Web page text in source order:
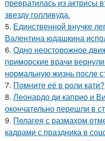
превратилась из актрисы
звезду голливуда.
5. Единственной внучке
Валентина юдашкина
6. Одно неосторожное
приморские врачи
нормальную жизнь после
7. Помните её в роли кати?
8. Леонардо ди каприо и
окончательно перешли в
9. Пелагея с размахом
кадрами с праздника в